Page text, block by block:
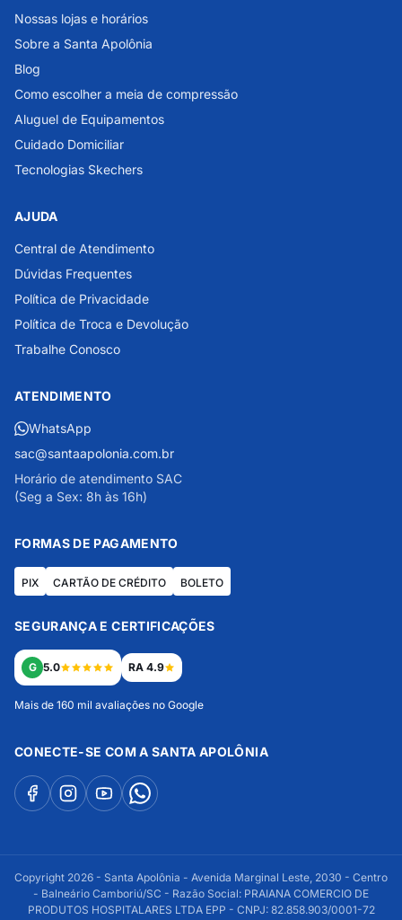
Nossas lojas e horários
Sobre a Santa Apolônia
Blog
Como escolher a meia de compressão
Aluguel de Equipamentos
Cuidado Domiciliar
Tecnologias Skechers
AJUDA
Central de Atendimento
Dúvidas Frequentes
Política de Privacidade
Política de Troca e Devolução
Trabalhe Conosco
ATENDIMENTO
WhatsApp
sac@santaapolonia.com.br
Horário de atendimento SAC
(Seg a Sex: 8h às 16h)
FORMAS DE PAGAMENTO
PIX CARTÃO DE CRÉDITO BOLETO
SEGURANÇA E CERTIFICAÇÕES
G 5.0 RA 4.9
Mais de 160 mil avaliações no Google
CONECTE-SE COM A SANTA APOLÔNIA
Copyright 2026 - Santa Apolônia - Avenida Marginal Leste, 2030 - Centro
- Balneário Camboriú/SC - Razão Social: PRAIANA COMERCIO DE
PRODUTOS HOSPITALARES LTDA EPP - CNPJ: 82.858.903/0001-72